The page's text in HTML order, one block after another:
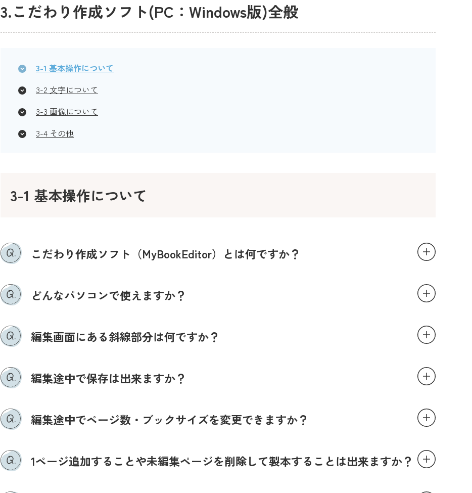
3.こだわり作成ソフト(PC：Windows版)全般
3-1 基本操作について
3-2 文字について
3-3 画像について
3-4 その他
3-1 基本操作について
こだわり作成ソフト（MyBookEditor）とは何ですか？
どんなパソコンで使えますか？
編集画面にある斜線部分は何ですか？
編集途中で保存は出来ますか？
編集途中でページ数・ブックサイズを変更できますか？
1ページ追加することや未編集ページを削除して製本することは出来ますか？